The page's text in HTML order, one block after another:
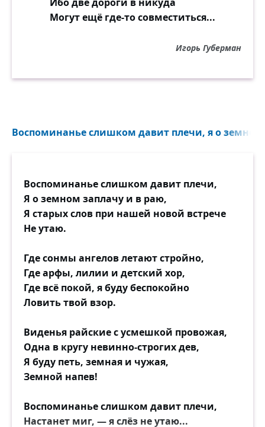
Могут ещё где-то совместиться...
Игорь Губерман
Воспоминанье слишком давит плечи, я о земном
Воспоминанье слишком давит плечи,
Я о земном заплачу и в раю,
Я старых слов при нашей новой встрече
Не утаю.
Где сонмы ангелов летают стройно,
Где арфы, лилии и детский хор,
Где всё покой, я буду беспокойно
Ловить твой взор.
Виденья райские с усмешкой провожая,
Одна в кругу невинно-строгих дев,
Я буду петь, земная и чужая,
Земной напев!
Воспоминанье слишком давит плечи,
Настанет миг, — я слёз не утаю...